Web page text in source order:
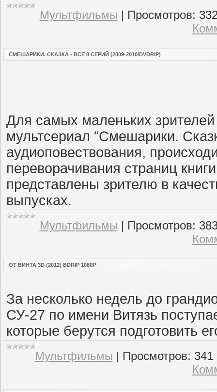
Мультфильмы | Просмотров:
СМЕШАРИКИ. СКАЗКА - ВСЕ 8 СЕРИЙ (2009-2010/DVDRIP)
Для самых маленьких
мультсериал "Смешарики.
аудиоповествования,
переворачивания страниц
представлены зрителю в
выпусках.
Мультфильмы | Просмотров:
ОТ ВИНТА 3D (2012) BDRIP 1080P
За несколько недель до
СУ-27 по имени Витязь
которые берутся подготовить
Мультфильмы | Просмотров: 341